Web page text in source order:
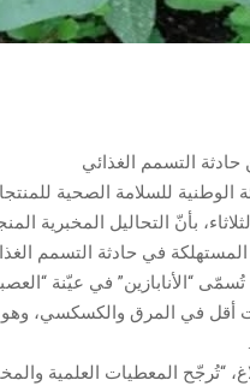
التسمم الغذائي
الوطنية للسلامة الصحية
بأنّ التحاليل المخبرية
المستهلكة في حادثة التسمم
“الأنابازين” في عيّنة
أقل في المرق والكسكسي، وهو
“تُرجّح المعطيات العلمية